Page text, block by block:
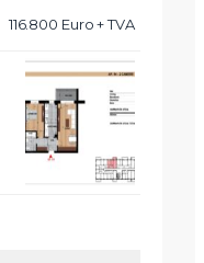
116.800 Euro + TVA